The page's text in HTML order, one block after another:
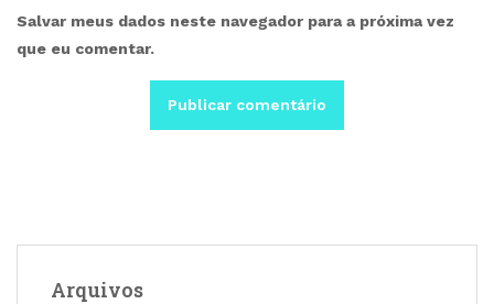
Salvar meus dados neste navegador para a próxima vez
que eu comentar.
Arquivos